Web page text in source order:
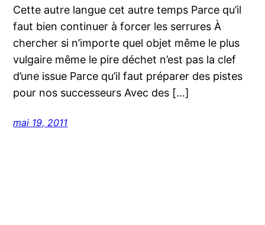
Cette autre langue cet autre temps Parce qu’il
faut bien continuer à forcer les serrures À
chercher si n’importe quel objet même le plus
vulgaire même le pire déchet n’est pas la clef
d’une issue Parce qu’il faut préparer des pistes
pour nos successeurs Avec des […]
mai 19, 2011